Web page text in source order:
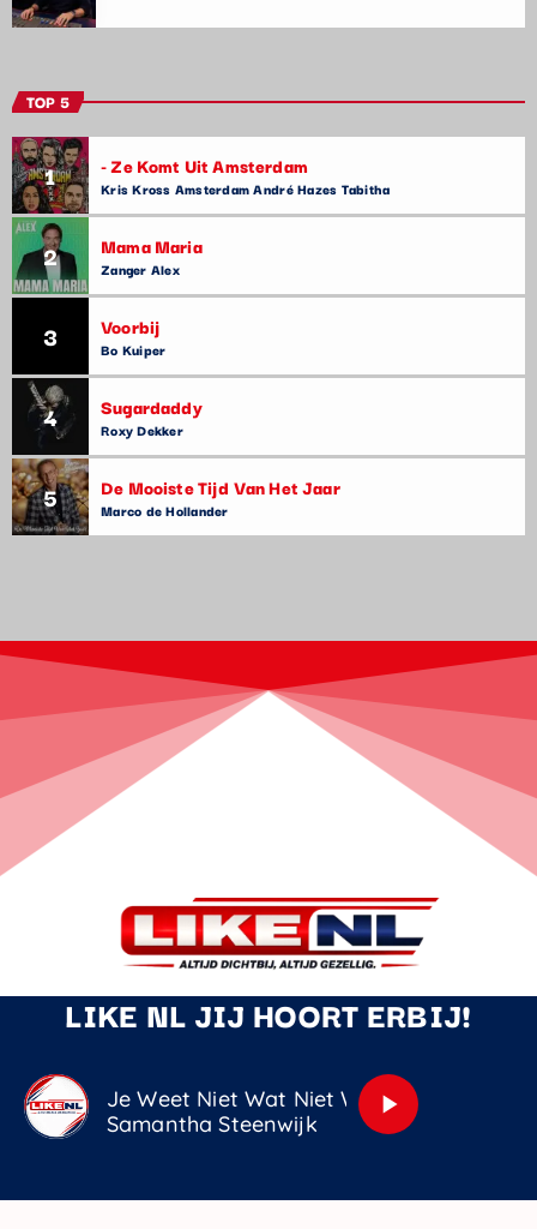
TOP 5
1 - Ze Komt Uit Amsterdam
Kris Kross Amsterdam André Hazes Tabitha
2 Mama Maria
Zanger Alex
3 Voorbij
Bo Kuiper
4 Sugardaddy
Roxy Dekker
5 De Mooiste Tijd Van Het Jaar
Marco de Hollander
LIKE NL JIJ HOORT ERBIJ!
Je Weet Niet Wat Niet Wat Je Mist
Samantha Steenwijk
play_arrow